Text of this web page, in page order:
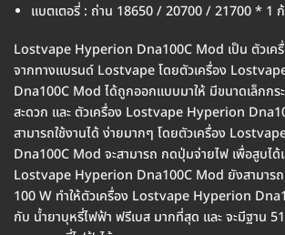
แบตเตอรี่ : ถ่าน 18650 / 20700 / 21700 * 1
Lostvape Hyperion Dna100C Mod เป็น ตัวเค
จากทางแบรนด์ Lostvape โดยตัวเครื่อง
Dna100C Mod ได้ถูกออกแบบมาให้ มีขนาดเล็กก
สะดวก และ ตัวเครื่อง Lostvape Hyperion
สามารถใช้งานได้ ง่ายมากๆ โดยตัวเครื่อง
Dna100C Mod จะสามารถ กดปุ่มจ่ายไฟ เพื่อสูบได้
Lostvape Hyperion Dna100C Mod ยังสามารถ
100 W ทำให้ตัวเครื่อง Lostvape Hyperion
กับ น้ำยาบุหรี่ไฟฟ้า ฟรีเบส มากที่สุด และ จะมีฐาน